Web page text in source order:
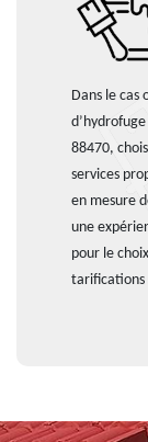
Dans le cas
88470,
services
en mesure
une
pour le
tarifications